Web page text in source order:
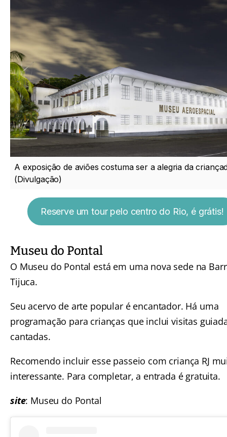
A exposição de aviões costuma ser a alegria da
(Divulgação)
Reserve um tour pelo centro do Rio, é grátis!
Museu do Pontal
O Museu do Pontal está em uma nova sede na
Tijuca.
Seu acervo de arte popular é encantador. Há uma
programação para crianças que inclui visitas
cantadas.
Recomendo incluir esse passeio com criança RJ
interessante. Para completar, a entrada é gratuita.
site: Museu do Pontal